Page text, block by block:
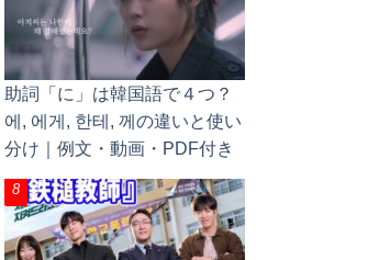
助詞「に」は韓国語で４つ？
에, 에게, 한테, 께の違いと使い
分け｜例文・動画・PDF付き